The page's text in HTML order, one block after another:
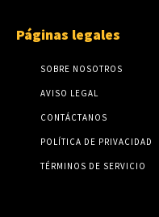
Páginas legales
SOBRE NOSOTROS
AVISO LEGAL
CONTÁCTANOS
POLÍTICA DE PRIVACIDAD
TÉRMINOS DE SERVICIO